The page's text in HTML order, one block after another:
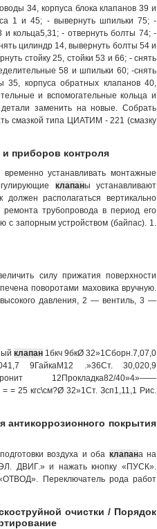
34, корпуса блока клапанов 39 и
1 и 45; - вывернуть шпильки 75; -
и кольца5,31; - отвернуть болты 74; -
цилиндр 14, вывернуть болты 54 и
стойку 25, стойки 53 и 66; - снять
58 и шпильки 60; -снять
35, корпуса обратных клапанов 40,
и вспомогательные кольца и
заменить на новые. Собрать
смазкой типа ЦИАТИМ - 221 (смазку
приборов контроля
устанавливать монтажные
клапаны устанавливают
располагаться вертикально
трубопровода в период его
с запорным устройством (байпас). 1.
силу прижатия поверхности
поворотами маховика вручную.
давления, 2 — вентиль, 3 —
клапан1бкч 9бкØ 32»1Сборн.7,07,0
9ГайкаМ12 .»36Ст. 30,020,9
12Прокладка82/40»4»——
= 25 кгс\см?Ø 32»1Ст. Зсп1,11,1 Рис.
антикоррозионного покрытия
воздуха и оба клапана на
ДВИГ.» и нажать кнопку «ПУСК».
Переключатель рода работ
очистки / Порядок